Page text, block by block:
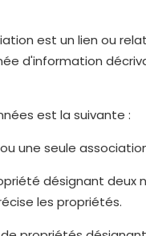
est un lien ou
d'information
est la suivante :
une seule
désignant deux
les propriétés.